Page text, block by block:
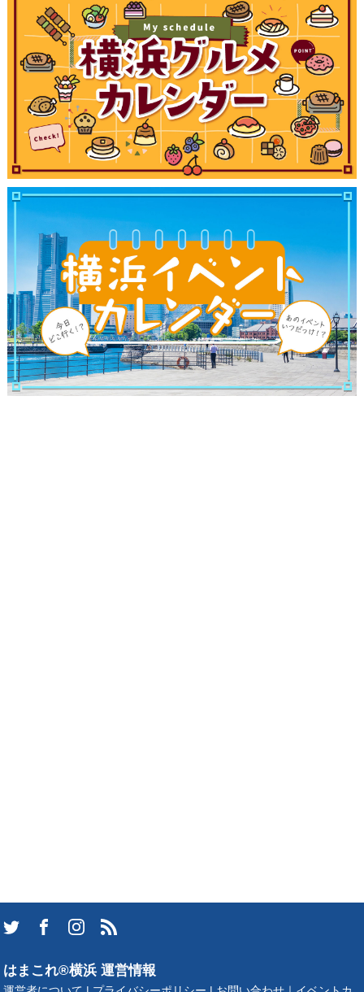
ランキング
ブログ記事
サイトについて
はまこれ®横浜 運営情報